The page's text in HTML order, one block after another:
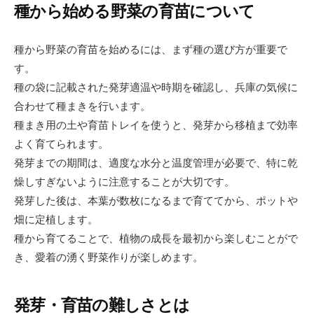
種から始める野菜の育苗について
種から野菜の育苗を始めるには、まず種の選び方が重要で
す。
種の袋に記載された発芽適温や時期を確認し、兵庫の気候に
合わせて種まきを行います。
種まき用の土や育苗トレイを使うと、発芽から移植まで効率
よく育てられます。
発芽までの期間は、適度な水分と温度管理が必要で、特に乾
燥しすぎないように注意することが大切です。
発芽した後は、本葉が数枚になるまで育ててから、ポットや
畑に定植します。
種から育てることで、植物の成長を最初から楽しむことがで
き、愛着の湧く野菜作りが楽しめます。
発芽・育苗の難しさとは